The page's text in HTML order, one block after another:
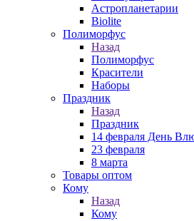
Астропланетарии
Biolite
Полиморфус
Назад
Полиморфус
Красители
Наборы
Праздник
Назад
Праздник
14 февраля День
23 февраля
8 марта
Товары оптом
Кому
Назад
Кому